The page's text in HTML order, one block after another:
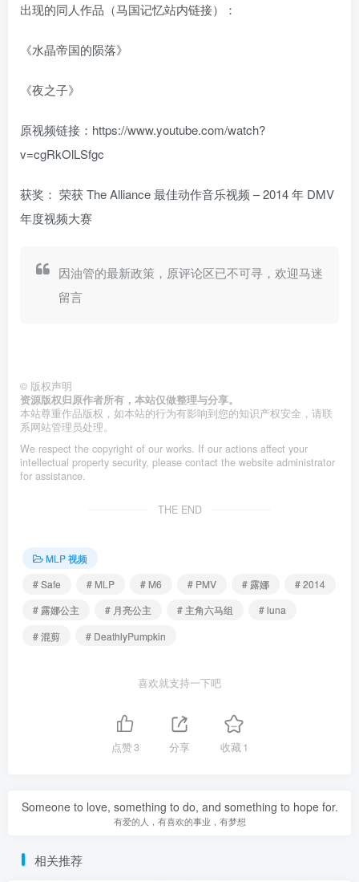
出现的同人作品（马国记忆站内链接）：
《水晶帝国的陨落》
《夜之子》
原视频链接：https://www.youtube.com/watch?
v=cgRkOlLSfgc
获奖： 荣获 The Alliance 最佳动作音乐视频 – 2014 年 DMV
年度视频大赛
因油管的最新政策，原评论区已不可寻，欢迎马迷
留言
© 版权声明
资源版权归原作者所有，本站仅做整理与分享。
本站尊重作品版权，如本站的行为有影响到您的知识产权安全，请联
系网站管理员处理。
We respect the copyright of our works. If our actions affect your
intellectual property security, please contact the website administrator
for assistance.
THE END
MLP 视频
# Safe
# MLP # M6 # PMV # 露娜
# 2014
# 露娜公主
# 月亮公主 # 主角六马组
# luna
# 混剪
# DeathlyPumpkin
喜欢就支持一下吧
点赞3 分享 收藏 1
Someone to love, something to do, and something to hope for.
有爱的人，有喜欢的事业，有梦想
相关推荐